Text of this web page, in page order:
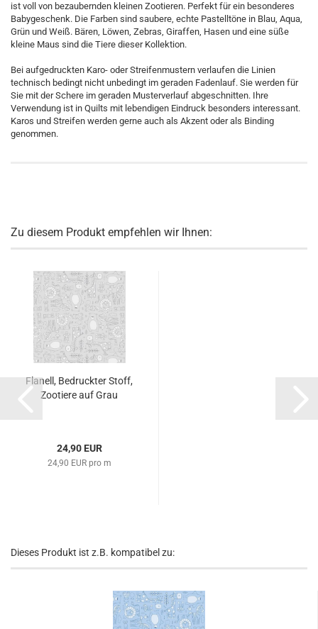
ist voll von bezaubernden kleinen Zootieren. Perfekt für ein besonderes
Babygeschenk. Die Farben sind saubere, echte Pastelltöne in Blau, Aqua,
Grün und Weiß. Bären, Löwen, Zebras, Giraffen, Hasen und eine süße
kleine Maus sind die Tiere dieser Kollektion.
Bei aufgedruckten Karo- oder Streifenmustern verlaufen die Linien
technisch bedingt nicht unbedingt im geraden Fadenlauf. Sie werden für
Sie mit der Schere im geraden Musterverlauf abgeschnitten. Ihre
Verwendung ist in Quilts mit lebendigen Eindruck besonders interessant.
Karos und Streifen werden gerne auch als Akzent oder als Binding
genommen.
Zu diesem Produkt empfehlen wir Ihnen:
Flanell, Bedruckter Stoff,
Zootiere auf Grau
24,90 EUR
24,90 EUR pro m
Dieses Produkt ist z.B. kompatibel zu: